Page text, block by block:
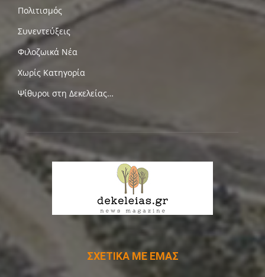
Πολιτισμός
Συνεντεύξεις
Φιλοζωικά Νέα
Χωρίς Κατηγορία
Ψίθυροι στη Δεκελείας…
ΣΧΕΤΙΚΑ ΜΕ ΕΜΑΣ